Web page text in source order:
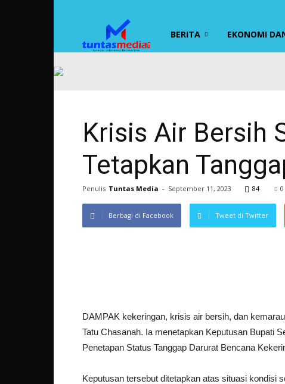
TUNTAS
BERITA EKONOMI
Krisis Air Bersih
Tetapkan
Penulis Tuntas Media - September 11, 2023 84 0
Berbagi di Facebook Tweet di Twitter
DAMPAK kekeringan, krisis air bersih, dan
Tatu Chasanah. Ia menetapkan Keputusan Bupati
Penetapan Status Tanggap Darurat Bencana
Keputusan tersebut ditetapkan atas situasi kondisi